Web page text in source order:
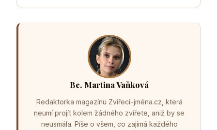
Bc. Martina Vaňková
Redaktorka magazínu Zvířecí-jména.cz, která
neumí projít kolem žádného zvířete, aniž by se
neusmála. Píše o všem, co zajímá každého